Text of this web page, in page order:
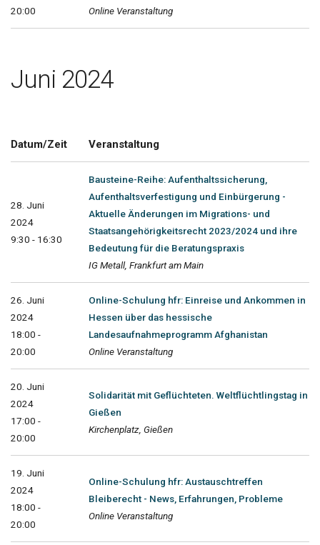
20:00
Online Veranstaltung
Juni 2024
Datum/Zeit Veranstaltung
28. Juni
2024
9:30 - 16:30
Bausteine-Reihe: Aufenthaltssicherung,
Aufenthaltsverfestigung und Einbürgerung -
Aktuelle Änderungen im Migrations- und
Staatsangehörigkeitsrecht 2023/2024 und ihre
Bedeutung für die Beratungspraxis
IG Metall, Frankfurt am Main
26. Juni
2024
18:00 -
20:00
Online-Schulung hfr: Einreise und Ankommen in
Hessen über das hessische
Landesaufnahmeprogramm Afghanistan
Online Veranstaltung
20. Juni
2024
17:00 -
20:00
Solidarität mit Geflüchteten. Weltflüchtlingstag in
Gießen
Kirchenplatz, Gießen
19. Juni
2024
18:00 -
20:00
Online-Schulung hfr: Austauschtreffen
Bleiberecht - News, Erfahrungen, Probleme
Online Veranstaltung